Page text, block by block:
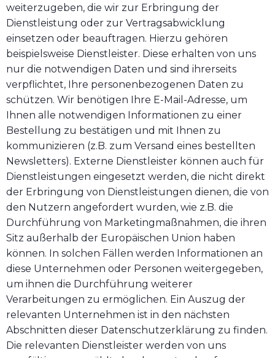
weiterzugeben, die wir zur Erbringung der
Dienstleistung oder zur Vertragsabwicklung
einsetzen oder beauftragen. Hierzu gehören
beispielsweise Dienstleister. Diese erhalten von uns
nur die notwendigen Daten und sind ihrerseits
verpflichtet, Ihre personenbezogenen Daten zu
schützen. Wir benötigen Ihre E-Mail-Adresse, um
Ihnen alle notwendigen Informationen zu einer
Bestellung zu bestätigen und mit Ihnen zu
kommunizieren (z.B. zum Versand eines bestellten
Newsletters). Externe Dienstleister können auch für
Dienstleistungen eingesetzt werden, die nicht direkt
der Erbringung von Dienstleistungen dienen, die von
den Nutzern angefordert wurden, wie z.B. die
Durchführung von Marketingmaßnahmen, die ihren
Sitz außerhalb der Europäischen Union haben
können. In solchen Fällen werden Informationen an
diese Unternehmen oder Personen weitergegeben,
um ihnen die Durchführung weiterer
Verarbeitungen zu ermöglichen. Ein Auszug der
relevanten Unternehmen ist in den nächsten
Abschnitten dieser Datenschutzerklärung zu finden.
Die relevanten Dienstleister werden von uns